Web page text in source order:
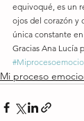
equivoqué, es un
ojos del corazón y
única constante
Gracias Ana Lucía
Mi proceso